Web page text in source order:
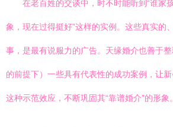
在老百姓的交谈中，时不时能听到“谁家
象，现在过得挺好”这样的实例。这些真实的
事，是最有说服力的广告。天缘婚介也善于
的前提下）一些具有代表性的成功案例，让新
这种示范效应，不断巩固其“靠谱婚介”的形象。